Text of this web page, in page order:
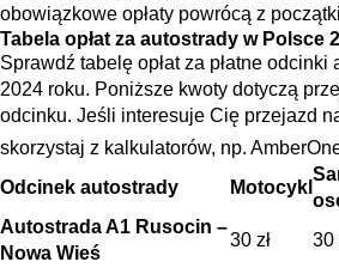
obowiązkowe opłaty powrócą z
Tabela opłat za autostrady w Polsce
Sprawdź tabelę opłat za płatne
2024 roku. Poniższe kwoty dotyczą
odcinku. Jeśli interesuje Cię przejazd
skorzystaj z kalkulatorów, np.
Odcinek autostrady
Motocykl
Autostrada A1 Rusocin –
Nowa Wieś
30 zł 30